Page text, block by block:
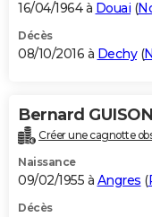
16/04/1964 à Douai (
Décès
08/10/2016 à Dechy(
Bernard GUISON
Créer une cagnotte
Naissance
09/02/1955 à Angres (
Décès